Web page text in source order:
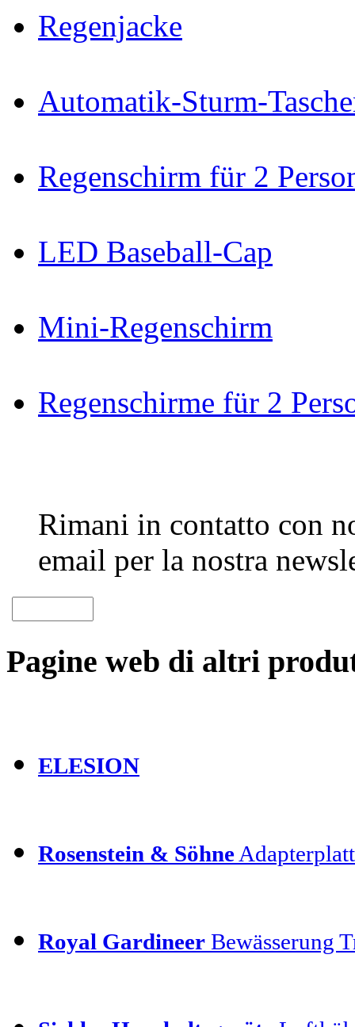
Regenjacke
Automatik-Sturm-
Regenschirm für 2
LED Baseball-Cap
Mini-Regenschirm
Regenschirme für 2
Rimani in contatto con
email per la nostra
Pagine web di altri
ELESION
Rosenstein & Söhne
Royal Gardineer Bewässerung